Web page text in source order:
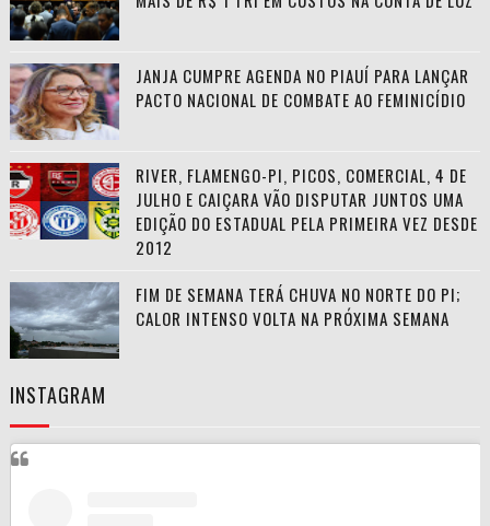
JANJA CUMPRE AGENDA NO PIAUÍ PARA LANÇAR
PACTO NACIONAL DE COMBATE AO FEMINICÍDIO
RIVER, FLAMENGO-PI, PICOS, COMERCIAL, 4 DE
JULHO E CAIÇARA VÃO DISPUTAR JUNTOS UMA
EDIÇÃO DO ESTADUAL PELA PRIMEIRA VEZ DESDE
2012
FIM DE SEMANA TERÁ CHUVA NO NORTE DO PI;
CALOR INTENSO VOLTA NA PRÓXIMA SEMANA
INSTAGRAM